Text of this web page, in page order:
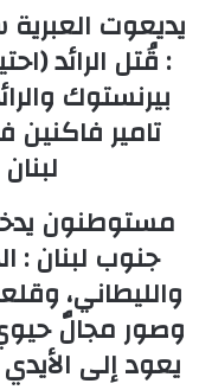
يديعوت
: قُتل الرائد
بيرنستوك
تامير
لبنان
مستوطنون
جنوب لبنان :
والليطاني،
وصور مجالٌ
يعود إلى